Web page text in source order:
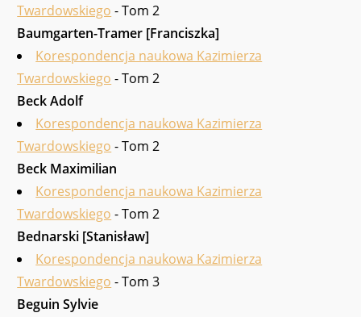
Twardowskiego - Tom 2
Baumgarten-Tramer [Franciszka]
Korespondencja naukowa Kazimierza
Twardowskiego - Tom 2
Beck Adolf
Korespondencja naukowa Kazimierza
Twardowskiego - Tom 2
Beck Maximilian
Korespondencja naukowa Kazimierza
Twardowskiego - Tom 2
Bednarski [Stanisław]
Korespondencja naukowa Kazimierza
Twardowskiego - Tom 3
Beguin Sylvie